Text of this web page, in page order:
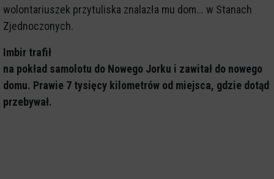
wolontariuszek przytuliska znalazła mu dom... w Stanach
Zjednoczonych.
Imbir trafił
na pokład samolotu do Nowego Jorku i zawitał do nowego
domu. Prawie 7 tysięcy kilometrów od miejsca, gdzie dotąd
przebywał.